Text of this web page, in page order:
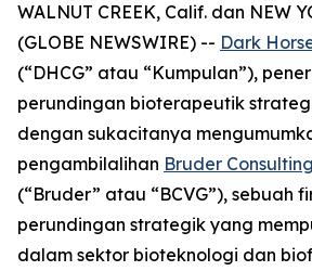
WALNUT CREEK, Calif. dan NEW
(GLOBE NEWSWIRE) -- Dark
(“DHCG” atau “Kumpulan”),
perundingan bioterapeutik
dengan sukacitanya
pengambilalihan Bruder
(“Bruder” atau “BCVG”), sebuah
perundingan strategik yang
dalam sektor bioteknologi dan